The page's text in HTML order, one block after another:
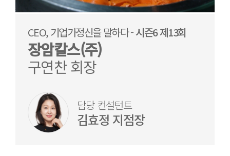
CEO, 기업가정신을 말하다 -시즌6 제13회
장암칼스(주)
구연찬 회장
담당 컨설턴트
김효정 지점장